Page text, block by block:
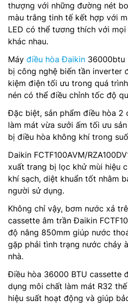
thượng với những đường nét
màu trắng tinh tế kết hợp với
LED có thể tương thích với
khác nhau.
Máy điều hòa Đaikin 36000btu
bị công nghệ biến tần inverter
kiệm điện tối ưu trong quá
nén có thể điều chỉnh tốc độ
Đặc biệt, sản phẩm điều hòa 2
làm mát vừa sưởi ấm tối ưu
bị điều hòa không khí trong
Daikin FCTF100AVM/
xuất trang bị lọc khử mùi hiệu
khí sạch, diệt khuẩn tốt nhằm
người sử dụng.
Không chỉ vậy, bơm nước xả
cassette âm trần Đaikin
độ nâng 850mm giúp nước
gặp phải tình trạng nước chảy
nhà.
Điều hòa 36000 BTU cassette
dụng môi chất làm mát R32
hiệu suất hoạt động và giúp